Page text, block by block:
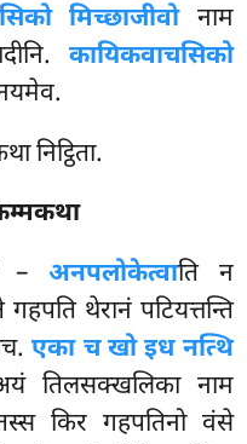
मिच्छाजीवोनाम
कायिकवाचसिको
निट्ठिता.
–अनपलोकेत्वाति न
थेरानं पटियत्तन्ति
एका च खो इध नत्थि
तिलसक्खलिका नाम
किर गहपतिनो वंसे